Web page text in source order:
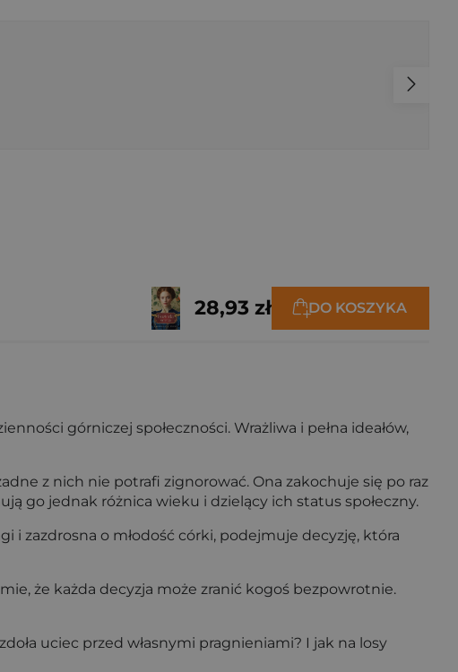
28,93 zł DO KOSZYKA
górniczej społeczności. Wrażliwa i pełna ideałów,
z nich nie potrafi zignorować. Ona zakochuje się po raz
go jednak różnica wieku i dzielący ich status społeczny.
i zazdrosna o młodość córki, podejmuje decyzję, która
że każda decyzja może zranić kogoś bezpowrotnie.
uciec przed własnymi pragnieniami? I jak na losy